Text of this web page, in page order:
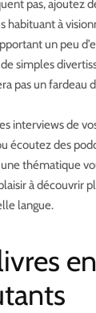
pas, ajoutez
habituant à
un peu
simples
pas un fardeau
interviews de
écoutez des
thématique
à découvrir
langue.